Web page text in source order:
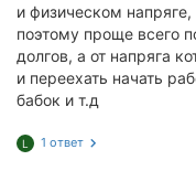
и физическом
поэтому проще всего
долгов, а от напряга
и переехать начать
бабок и т.д
L 1 ответ